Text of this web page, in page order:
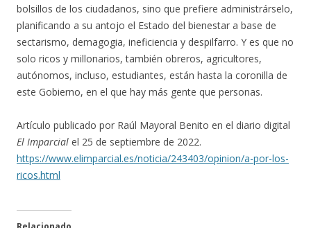
bolsillos de los ciudadanos, sino que prefiere administrárselo,
planificando a su antojo el Estado del bienestar a base de
sectarismo, demagogia, ineficiencia y despilfarro. Y es que no
solo ricos y millonarios, también obreros, agricultores,
autónomos, incluso, estudiantes, están hasta la coronilla de
este Gobierno, en el que hay más gente que personas.
Artículo publicado por Raúl Mayoral Benito en el diario digital
El Imparcial el 25 de septiembre de 2022.
https://www.elimparcial.es/noticia/243403/opinion/a-por-los-
ricos.html